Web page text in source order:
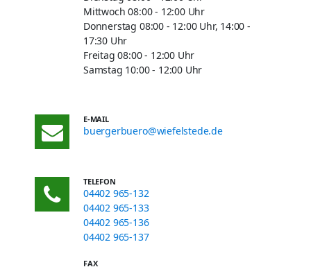
Mittwoch 08:00 - 12:00 Uhr
Donnerstag 08:00 - 12:00 Uhr, 14:00 -
17:30 Uhr
Freitag 08:00 - 12:00 Uhr
Samstag 10:00 - 12:00 Uhr
E-MAIL
buergerbuero@wiefelstede.de
TELEFON
04402 965-132
04402 965-133
04402 965-136
04402 965-137
FAX